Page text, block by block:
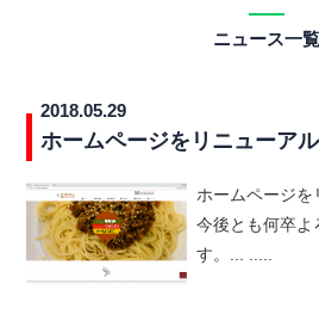
ニュース一覧
2018.05.29
ホームページをリニューア
ホームページを
今後とも何卒よ
す。... .....